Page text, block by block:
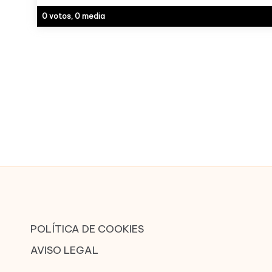
0 votos, 0 media
POLÍTICA DE COOKIES
AVISO LEGAL